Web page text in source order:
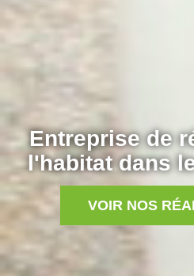
Entreprise de
l'habitat dans
VOIR NOS